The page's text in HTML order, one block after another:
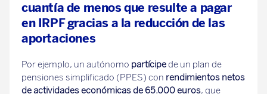
cuantía de menos que resulte a pagar
en IRPF gracias a la reducción de las
aportaciones
Por ejemplo, un autónomo partícipede un plan de
pensiones simplificado (PPES) con rendimientos netos
de actividades económicas de 65.000 euros, que